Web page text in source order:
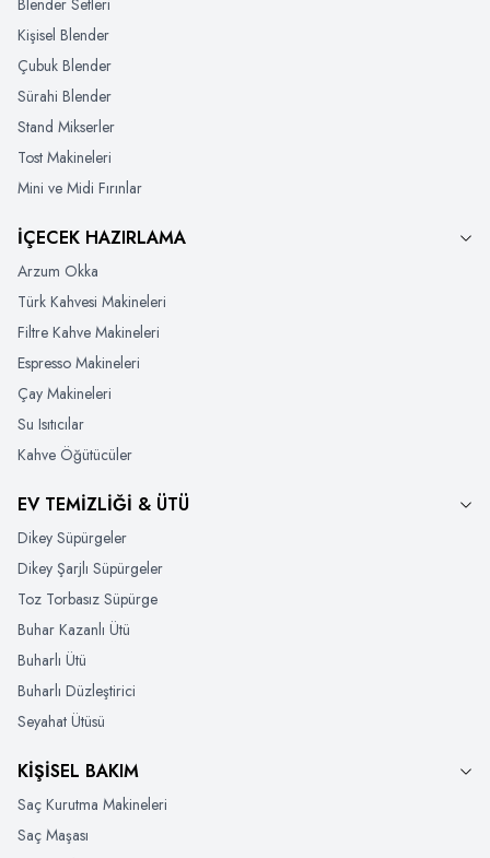
Blender Setleri
Kişisel Blender
Çubuk Blender
Sürahi Blender
Stand Mikserler
Tost Makineleri
Mini ve Midi Fırınlar
İÇECEK HAZIRLAMA
Arzum Okka
Türk Kahvesi Makineleri
Filtre Kahve Makineleri
Espresso Makineleri
Çay Makineleri
Su Isıtıcılar
Kahve Öğütücüler
EV TEMİZLİĞİ & ÜTÜ
Dikey Süpürgeler
Dikey Şarjlı Süpürgeler
Toz Torbasız Süpürge
Buhar Kazanlı Ütü
Buharlı Ütü
Buharlı Düzleştirici
Seyahat Ütüsü
KİŞİSEL BAKIM
Saç Kurutma Makineleri
Saç Maşası